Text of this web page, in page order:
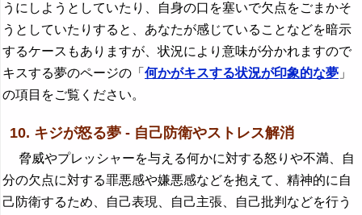
うにしようとしていたり、自身の口を塞いで欠点をごまかそ
うとしていたりすると、あなたが感じていることなどを暗示
するケースもありますが、状況により意味が分かれますので
キスする夢のページの「 何かがキスする状況が印象的な夢 」
の項目をご覧ください。
10. キジが怒る夢 - 自己防衛やストレス解消
脅威やプレッシャーを与える何かに対する怒りや不満、自
分の欠点に対する罪悪感や嫌悪感などを抱えて、精神的に自
己防衛するため、自己表現、自己主張、自己批判などを行う